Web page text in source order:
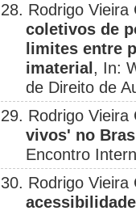
28. Rodrigo
coletivos de
limites entre
imaterial , In:
de Direito de
29. Rodrigo
vivos' no
Encontro
30. Rodrigo